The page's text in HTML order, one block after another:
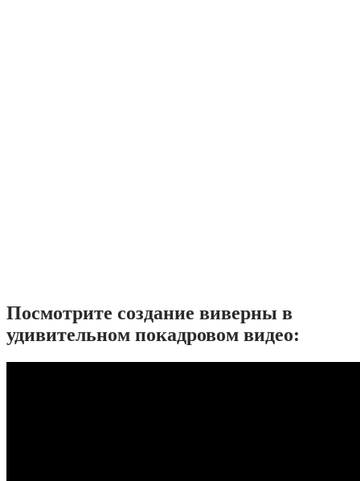
Посмотрите создание виверны в
удивительном покадровом видео: